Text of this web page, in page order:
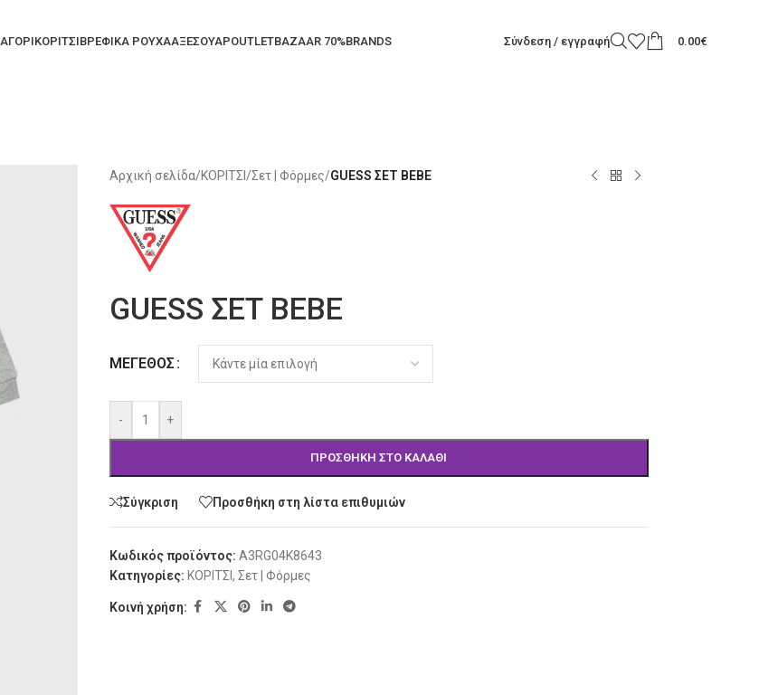
ΑΓΟΡΙΚΟΡΙΤΣΙΒΡΕΦΙΚΑ ΡΟΥΧΑΑΞΕΣΟΥΑΡOUTLETBAZAAR 70%BRANDS Σύνδεση / εγγραφή 0.00€
Αρχική σελίδα/ΚΟΡΙΤΣΙ /Σετ | Φόρμες/GUESS ΣΕΤ BEBE
GUESS ΣΕΤ BEBE
ΜΈΓΕΘΟΣ
- +
ΠΡΟΣΘΉΚΗ ΣΤΟ ΚΑΛΆΘΙ
Alternative:
Σύγκριση Προσθήκη στη λίστα επιθυμιών
Κωδικός προϊόντος: A3RG04K8643
Κατηγορίες: ΚΟΡΙΤΣΙ , Σετ | Φόρμες
Κοινή χρήση: